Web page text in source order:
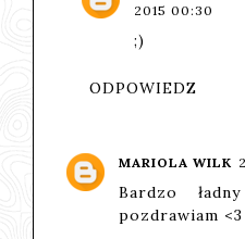
2015 00:30
;)
ODPOWIEDZ
MARIOLA WILK
Bardzo
pozdrawiam <3